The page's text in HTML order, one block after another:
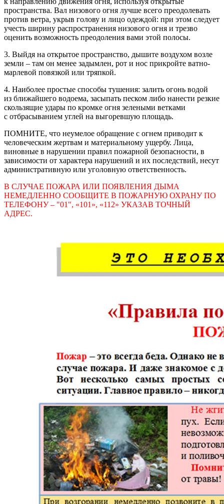
пространства. Вал низового огня лучше всего преодолевать
против ветра, укрыв голову и лицо одеждой: при этом следует
учесть ширину распространения низового огня и трезво
оценить возможность преодоления вами этой полосы.
3. Выйдя на открытое пространство, дышите воздухом возле
земли – там он менее задымлен, рот и нос прикройте ватно-
марлевой повязкой или тряпкой.
4. Наиболее простые способы тушения: залить огонь водой
из ближайшего водоема, засыпать песком либо нанести резкие
скользящие удары по кромке огня зелеными ветками
с отбрасыванием углей на выгоревшую площадь.
ПОМНИТЕ, что неумелое обращение с огнем приводит к
человеческим жертвам и материальному ущербу. Лица,
виновные в нарушении правил пожарной безопасности, в
зависимости от характера нарушений и их последствий, несут
административную или уголовную ответственность.
В СЛУЧАЕ ПОЖАРА ИЛИ ПОЯВЛЕНИЯ ДЫМА
НЕМЕДЛЕННО СООБЩИТЕ В ПОЖАРНУЮ ОХРАНУ ПО
ТЕЛЕФОНУ – "01", «101», «112» УКАЗАВ ТОЧНЫЙ
АДРЕС.